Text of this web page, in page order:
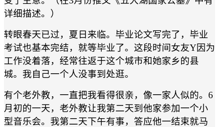
详细描述。）
转眼春天已过，夏日来临。毕业论文写完了，毕业
考试也基本完结，就等毕业了。这段时间女友Y因为
工作没着落，经常往返于这个城市和她家乡的县
城。我自己一个人没事到处逛。
有个老外教，一直把我看得很亲，像一家人似的。6
月初的一天，老外教让我第二天到他家参加一个小
型音乐会。我第二天下午有事，答应他一结束就马